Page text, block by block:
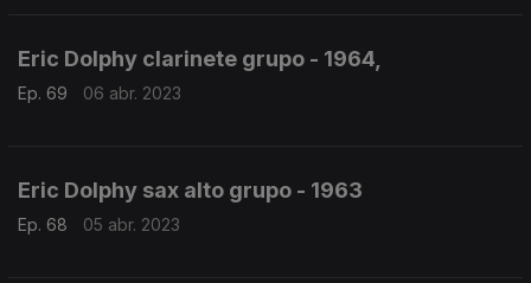
Eric Dolphy clarinete grupo - 1964,
Ep. 69 06 abr. 2023
Eric Dolphy sax alto grupo - 1963
Ep. 68 05 abr. 2023